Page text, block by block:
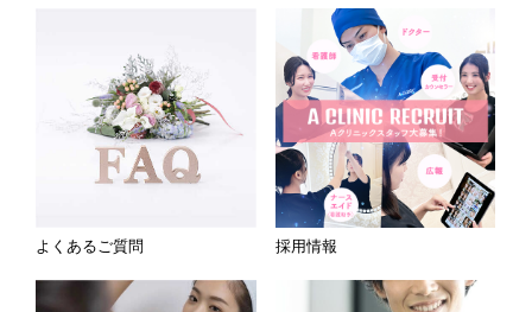
よくあるご質問 採用情報